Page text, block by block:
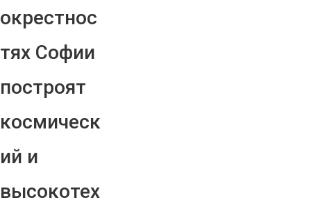
окрестнос
тях Софии
построят
космическ
ий и
высокотех